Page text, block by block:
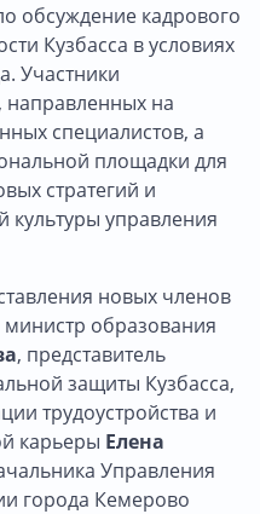
обсуждение кадрового
Кузбасса в условиях
Участники
направленных на
специалистов, а
площадки для
стратегий и
управления
новых членов
министр образования
, представитель
защиты Кузбасса,
трудоустройства и
карьеры Елена
Управления
города Кемерово